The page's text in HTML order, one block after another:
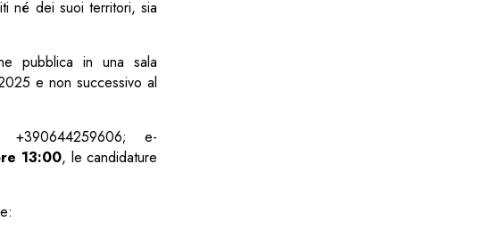
né dei suoi territori, sia
pubblica in una sala
e non successivo al
e-
13:00, le candidature